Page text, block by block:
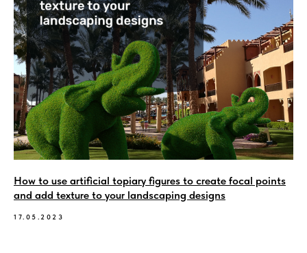
How to use artificial topiary figures to create focal points
and add texture to your landscaping designs
17.05.2023